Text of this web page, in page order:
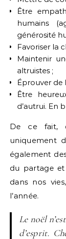
Être
humains
générosité
Favoriser la
Maintenir
altruistes ;
Éprouver de
Être
d’autrui. En
De ce fait,
uniquement
également
du partage
dans nos
l’année.
Le noël
d’esprit.